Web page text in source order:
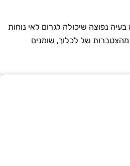
נפוצה שיכולה לגרום לאי נוחות
של לכלוך, שומנים